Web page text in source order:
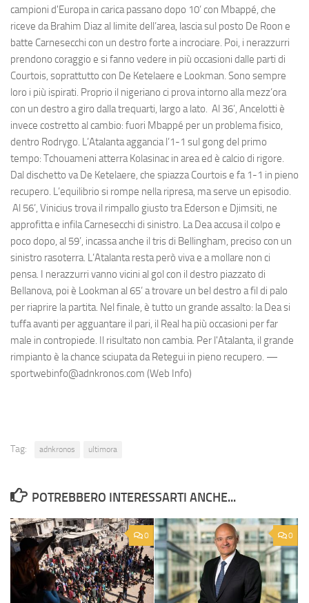
campioni d'Europa in carica passano dopo 10’ con Mbappé, che
riceve da Brahim Diaz al limite dell’area, lascia sul posto De Roon e
batte Carnesecchi con un destro forte a incrociare. Poi, i nerazzurri
prendono coraggio e si fanno vedere in più occasioni dalle parti di
Courtois, soprattutto con De Ketelaere e Lookman. Sono sempre
loro i più ispirati. Proprio il nigeriano ci prova intorno alla mezz’ora
con un destro a giro dalla trequarti, largo a lato. Al 36’, Ancelotti è
invece costretto al cambio: fuori Mbappé per un problema fisico,
dentro Rodrygo. L’Atalanta aggancia l’1-1 sul gong del primo
tempo: Tchouameni atterra Kolasinac in area ed è calcio di rigore.
Dal dischetto va De Ketelaere, che spiazza Courtois e fa 1-1 in pieno
recupero. L’equilibrio si rompe nella ripresa, ma serve un episodio.
Al 56’, Vinicius trova il rimpallo giusto tra Ederson e Djimsiti, ne
approfitta e infila Carnesecchi di sinistro. La Dea accusa il colpo e
poco dopo, al 59’, incassa anche il tris di Bellingham, preciso con un
sinistro rasoterra. L’Atalanta resta però viva e a mollare non ci
pensa. I nerazzurri vanno vicini al gol con il destro piazzato di
Bellanova, poi è Lookman al 65’ a trovare un bel destro a fil di palo
per riaprire la partita. Nel finale, è tutto un grande assalto: la Dea si
tuffa avanti per agguantare il pari, il Real ha più occasioni per far
male in contropiede. Il risultato non cambia. Per l'Atalanta, il grande
rimpianto è la chance sciupata da Retegui in pieno recupero. —
sportwebinfo@adnkronos.com (Web Info)
Tag: adnkronos ultimora
POTREBBERO INTERESSARTI ANCHE...
0 0